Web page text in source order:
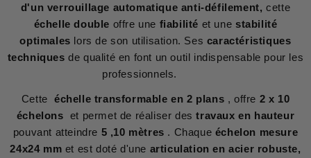
d'un verrouillage automatique anti-défilement, cette
échelle double offre une fiabilité et une stabilité
optimales lors de son utilisation. Ses caractéristiques
techniques de qualité en font un outil indispensable pour les
professionnels.
Cette échelle transformable en 2 plans , offre 2 x 10
échelons et permet de réaliser destravaux en hauteur
pouvant atteindre 5 ,10 mètres . Chaque échelon mesure
24x24 mm et est doté d'une articulation en acier robuste,